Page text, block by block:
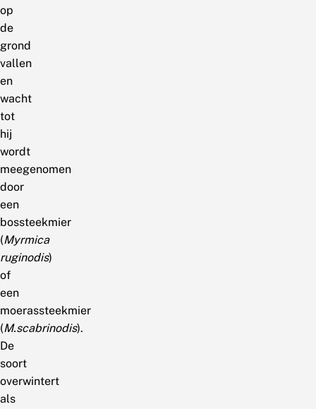
op
de
grond
vallen
en
wacht
tot
hij
wordt
meegenomen
door
een
bossteekmier
(Myrmica
ruginodis)
of
een
moerassteekmier
(M.scabrinodis).
De
soort
overwintert
als